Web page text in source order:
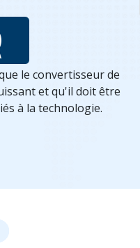
le convertisseur de
et qu'il doit être
à la technologie.